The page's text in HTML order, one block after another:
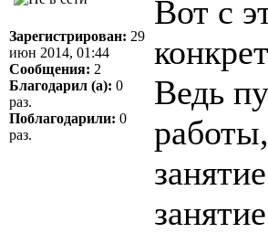
Зарегистрирован: 29
июн 2014, 01:44
Сообщения: 2
Благодарил (а): 0
раз.
Поблагодарили: 0
раз.
Вот с
Ведь